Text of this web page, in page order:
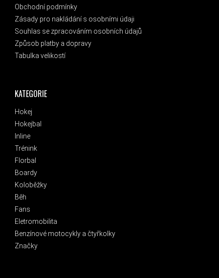
KATEGORIE
Hokej
Hokejbal
Inline
Trénink
Florbal
Boardy
Koloběžky
Běh
Fans
Eletromobilita
Benzínové motocykly a čtyřkolky
Značky
Obchodní podmínky
Zásady pro nakládání s osobními údaji
Souhlas se zpracováním osobních údajů
Způsob platby a dopravy
Tabulka velikostí